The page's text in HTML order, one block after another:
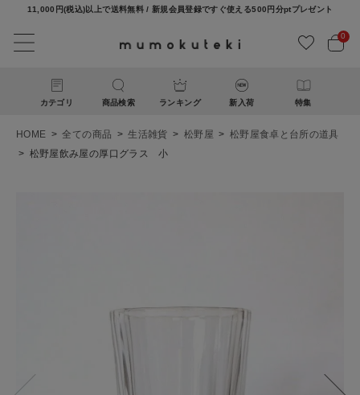
11,000円(税込)以上で送料無料 / 新規会員登録ですぐ使える500円分ptプレゼント
0
カテゴリ 商品検索 ランキング 新入荷 特集
HOME 全ての商品 生活雑貨 松野屋
松野屋食卓と台所の道具
松野屋飲み屋の厚口グラス 小